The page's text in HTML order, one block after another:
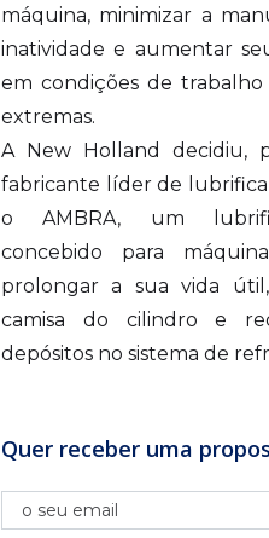
máquina, minimizar a
inatividade e aumentar
em condições de
extremas.
A New Holland decidiu,
fabricante líder de
o AMBRA, um
concebido para
prolongar a sua vida
camisa do cilindro e
depósitos no sistema de
Quer receber uma